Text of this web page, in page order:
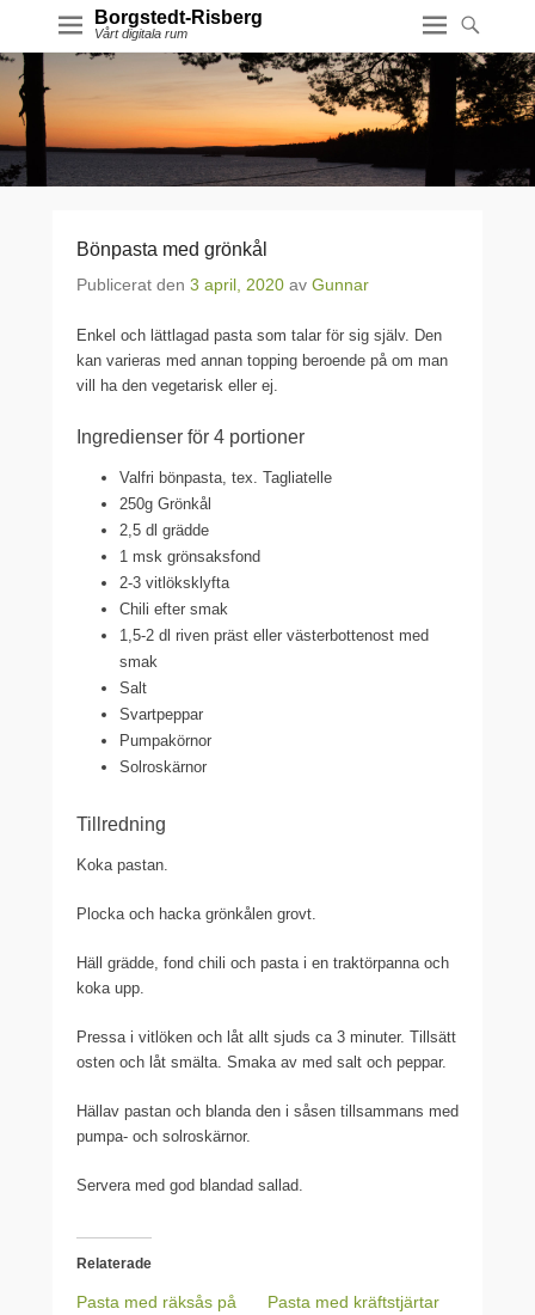
Borgstedt-Risberg
Vårt digitala rum
Bönpasta med grönkål
Publicerat den 3 april, 2020 av Gunnar
Enkel och lättlagad pasta som talar för sig själv. Den
kan varieras med annan topping beroende på om man
vill ha den vegetarisk eller ej.
Ingredienser för 4 portioner
Valfri bönpasta, tex. Tagliatelle
250g Grönkål
2,5 dl grädde
1 msk grönsaksfond
2-3 vitlöksklyfta
Chili efter smak
1,5-2 dl riven präst eller västerbottenost med
smak
Salt
Svartpeppar
Pumpakörnor
Solroskärnor
Tillredning
Koka pastan.
Plocka och hacka grönkålen grovt.
Häll grädde, fond chili och pasta i en traktörpanna och
koka upp.
Pressa i vitlöken och låt allt sjuds ca 3 minuter. Tillsätt
osten och låt smälta. Smaka av med salt och peppar.
Hällav pastan och blanda den i såsen tillsammans med
pumpa- och solroskärnor.
Servera med god blandad sallad.
Relaterade
Pasta med räksås på
Pasta med kräftstjärtar